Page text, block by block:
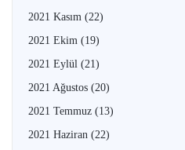
2021 Kasım (22)
2021 Ekim (19)
2021 Eylül (21)
2021 Ağustos (20)
2021 Temmuz (13)
2021 Haziran (22)